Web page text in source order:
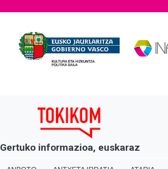
Gertuko informazioa, euskaraz